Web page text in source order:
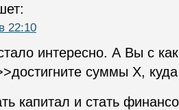
22:10
интересно. А Вы с
суммы X,
капитал и стать